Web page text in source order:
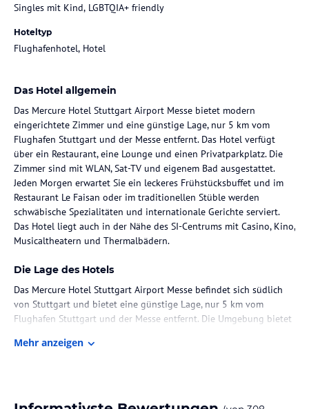
Singles mit Kind, LGBTQIA+ friendly
Hoteltyp
Flughafenhotel, Hotel
Das Hotel allgemein
Das Mercure Hotel Stuttgart Airport Messe bietet modern
eingerichtete Zimmer und eine günstige Lage, nur 5 km vom
Flughafen Stuttgart und der Messe entfernt. Das Hotel verfügt
über ein Restaurant, eine Lounge und einen Privatparkplatz. Die
Zimmer sind mit WLAN, Sat-TV und eigenem Bad ausgestattet.
Jeden Morgen erwartet Sie ein leckeres Frühstücksbuffet und im
Restaurant Le Faisan oder im traditionellen Stüble werden
schwäbische Spezialitäten und internationale Gerichte serviert.
Das Hotel liegt auch in der Nähe des SI-Centrums mit Casino, Kino,
Musicaltheatern und Thermalbädern.
Die Lage des Hotels
Das Mercure Hotel Stuttgart Airport Messe befindet sich südlich
von Stuttgart und bietet eine günstige Lage, nur 5 km vom
Flughafen Stuttgart und der Messe entfernt. Die Umgebung bietet
das SI-Centrum mit Casino, Kino, Musicaltheatern und
Mehr anzeigen